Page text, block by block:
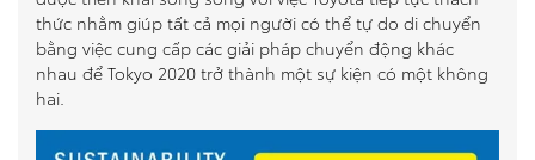
thức nhằm giúp tất cả mọi người có thể tự do di chuyển
bằng việc cung cấp các giải pháp chuyển động khác
nhau để Tokyo 2020 trở thành một sự kiện có một không
hai.